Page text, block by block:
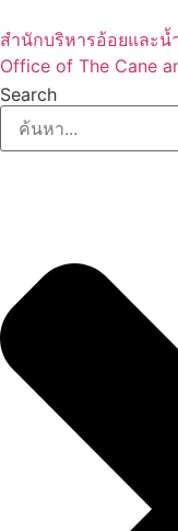
to
content
สำนักบริหารอ้อยและน้
Office of The Cane
Search